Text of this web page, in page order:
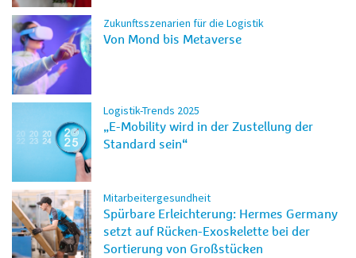
Zukunftsszenarien für die Logistik
Von Mond bis Metaverse
Logistik-Trends 2025
„E-Mobility wird in der Zustellung der
Standard sein“
Mitarbeitergesundheit
Spürbare Erleichterung: Hermes Germany
setzt auf Rücken-Exoskelette bei der
Sortierung von Großstücken